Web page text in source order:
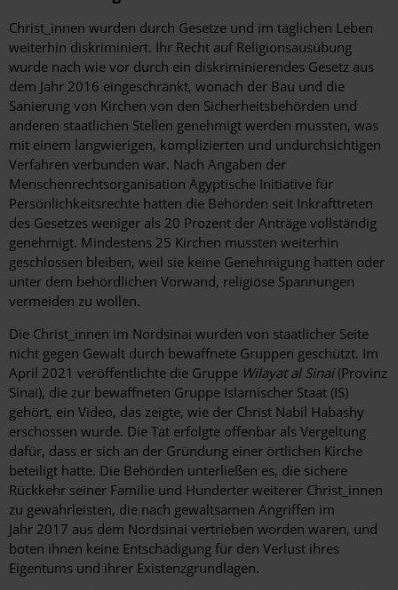
Christ_innen wurden durch Gesetze und im täglichen Leben
weiterhin diskriminiert. Ihr Recht auf Religionsausübung
wurde nach wie vor durch ein diskriminierendes Gesetz aus
dem Jahr 2016 eingeschränkt, wonach der Bau und die
Sanierung von Kirchen von den Sicherheitsbehörden und
anderen staatlichen Stellen genehmigt werden mussten, was
mit einem langwierigen, komplizierten und undurchsichtigen
Verfahren verbunden war. Nach Angaben der
Menschenrechtsorganisation Ägyptische Initiative für
Persönlichkeitsrechte hatten die Behörden seit Inkrafttreten
des Gesetzes weniger als 20 Prozent der Anträge vollständig
genehmigt. Mindestens 25 Kirchen mussten weiterhin
geschlossen bleiben, weil sie keine Genehmigung hatten oder
unter dem behördlichen Vorwand, religiöse Spannungen
vermeiden zu wollen.
Die Christ_innen im Nordsinai wurden von staatlicher Seite
nicht gegen Gewalt durch bewaffnete Gruppen geschützt. Im
April 2021 veröffentlichte die Gruppe Wilayat al Sinai(Provinz
Sinai), die zur bewaffneten Gruppe Islamischer Staat (IS)
gehört, ein Video, das zeigte, wie der Christ Nabil Habashy
erschossen wurde. Die Tat erfolgte offenbar als Vergeltung
dafür, dass er sich an der Gründung einer örtlichen Kirche
beteiligt hatte. Die Behörden unterließen es, die sichere
Rückkehr seiner Familie und Hunderter weiterer Christ_innen
zu gewährleisten, die nach gewaltsamen Angriffen im
Jahr 2017 aus dem Nordsinai vertrieben worden waren, und
boten ihnen keine Entschädigung für den Verlust ihres
Eigentums und ihrer Existenzgrundlagen.